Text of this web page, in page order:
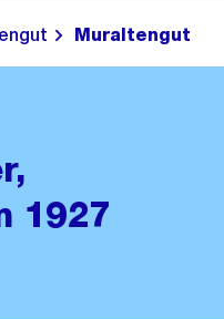
Muraltengut
1927